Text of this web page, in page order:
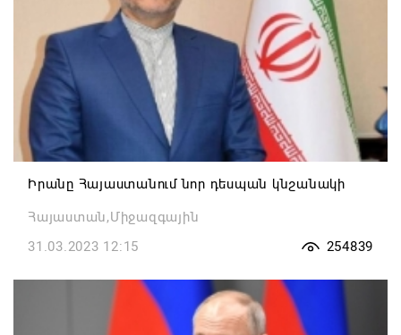
Իրանը Հայաստանում նոր դեսպան կնշանակի
Հայաստան,Միջազգային
31.03.2023 12:15
254839